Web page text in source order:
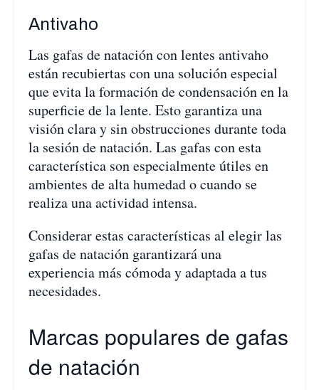
Antivaho
Las gafas de natación con lentes antivaho
están recubiertas con una solución especial
que evita la formación de condensación en la
superficie de la lente. Esto garantiza una
visión clara y sin obstrucciones durante toda
la sesión de natación. Las gafas con esta
característica son especialmente útiles en
ambientes de alta humedad o cuando se
realiza una actividad intensa.
Considerar estas características al elegir las
gafas de natación garantizará una
experiencia más cómoda y adaptada a tus
necesidades.
Marcas populares de gafas
de natación